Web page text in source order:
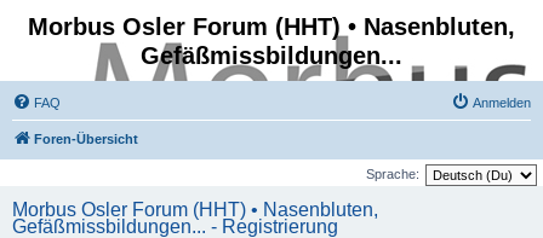
Morbus Osler Forum (HHT) • Nasenbluten,
Gefäßmissbildungen...
FAQ Anmelden
Foren-Übersicht
Sprache:
Morbus Osler Forum (HHT) • Nasenbluten,
Gefäßmissbildungen... - Registrierung